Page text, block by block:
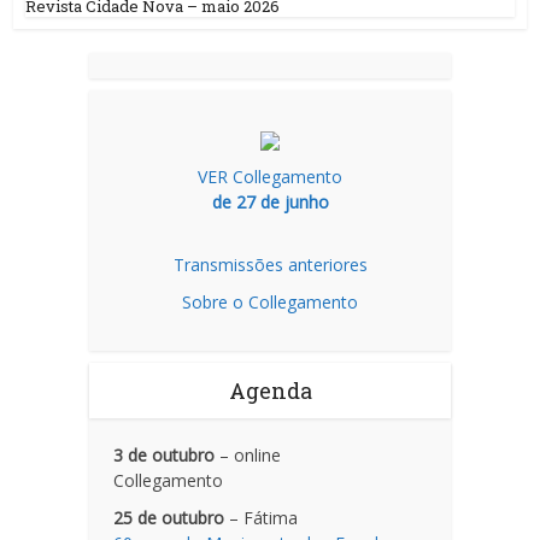
Revista Cidade Nova – maio 2026
VER Collegamento
de 27 de junho
Transmissões anteriores
Sobre o Collegamento
Agenda
3 de outubro – online
Collegamento
25 de outubro – Fátima